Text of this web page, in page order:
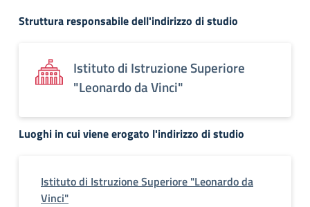
Struttura responsabile dell'indirizzo di studio
Istituto di Istruzione Superiore
"Leonardo da Vinci"
Luoghi in cui viene erogato l'indirizzo di studio
Istituto di Istruzione Superiore "Leonardo da
Vinci"